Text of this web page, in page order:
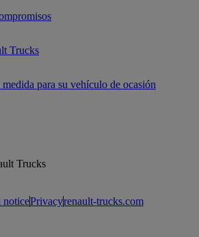
Trucks
para su vehículo de ocasión
Trucks
noticePrivacyrenault-trucks.com